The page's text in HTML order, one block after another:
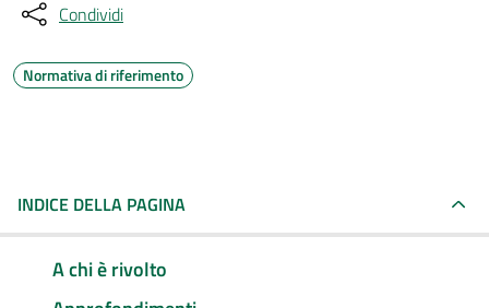
Condividi
Normativa di riferimento
INDICE DELLA PAGINA
A chi è rivolto